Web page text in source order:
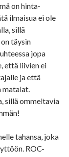
on hinta-
ilmaisua ei ole
sillä
täysin
jopa
että liivien ei
ja että
matalat.
sillä ommeltavia
tahansa, joka
ROC-